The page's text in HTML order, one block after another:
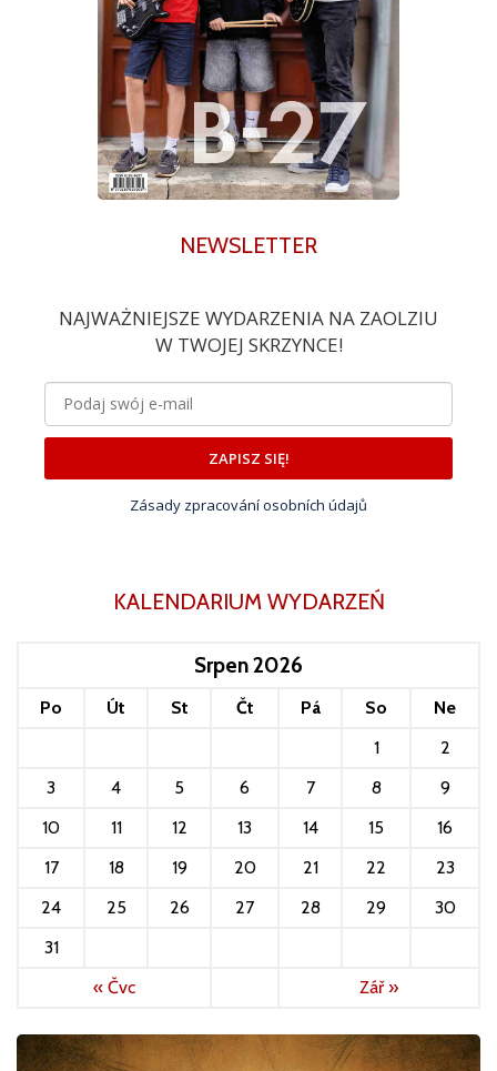
NEWSLETTER
NAJWAŻNIEJSZE WYDARZENIA NA ZAOLZIU
W TWOJEJ SKRZYNCE!
ZAPISZ SIĘ!
Zásady zpracování osobních údajů
KALENDARIUM WYDARZEŃ
Srpen 2026
Po Út St Čt Pá So
Ne
1
2
3
4 5 6 7 8
9
10
11 12 13 14 15
16
17
18 19 20 21 22
23
24
25 26 27 28 29
30
31
« Čvc
Zář »